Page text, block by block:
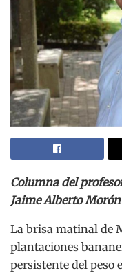
Columna del
Jaime Alberto
La brisa matinal de
plantaciones
persistente del peso